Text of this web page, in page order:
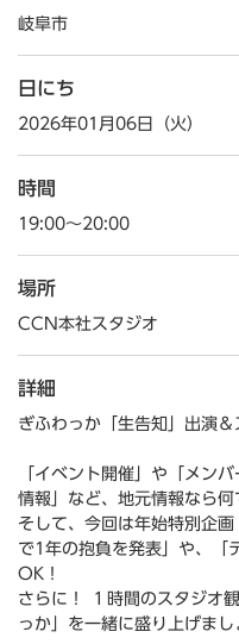
岐阜市
日にち
2026年01月06日（火）
時間
19:00～20:00
場所
CCN本社スタジオ
詳細
ぎふわっか「生告知」出演＆
「イベント開催」や「メン
情報」など、地元情報なら何
そして、今回は年始特別企
で1年の抱負を発表」や、「
OK！
さらに！ １時間のスタジオ
っか」を一緒に盛り上げまし